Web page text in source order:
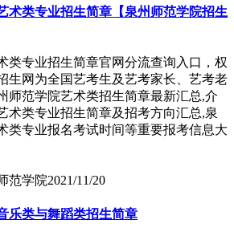
术类专业招生简章【泉州师范学院招生
类专业招生简章官网分流查询入口，权
生网为全国艺考生及艺考家长、艺考老
师范学院艺术类招生简章最新汇总,介
术类专业招生简章及招考方向汇总,泉
类专业报名考试时间等重要报考信息大
范学院2021/11/20
乐类与舞蹈类招生简章